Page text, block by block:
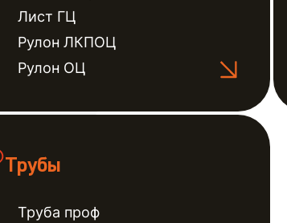
Лист ГЦ
Рулон ЛКПОЦ
Рулон ОЦ
Трубы
Труба проф